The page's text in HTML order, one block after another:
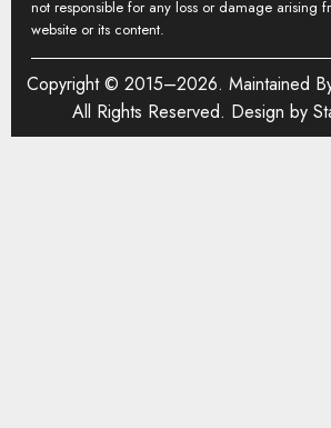
not responsible for any loss or damage arising
website or its content.
Copyright © 2015–2026. Maintained
All Rights Reserved. Design by